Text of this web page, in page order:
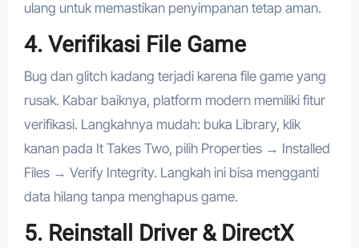
ulang untuk memastikan penyimpanan tetap aman.
4. Verifikasi File Game
Bug dan glitch kadang terjadi karena file game yang
rusak. Kabar baiknya, platform modern memiliki fitur
verifikasi. Langkahnya mudah: buka Library, klik
kanan pada It Takes Two, pilih Properties → Installed
Files → Verify Integrity. Langkah ini bisa mengganti
data hilang tanpa menghapus game.
5. Reinstall Driver & DirectX